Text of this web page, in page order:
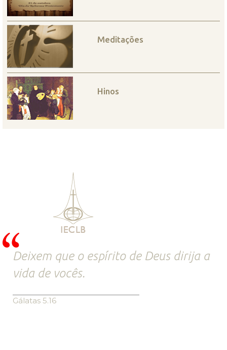
Meditações
Hinos
Deixem que o espírito de Deus dirija a
vida de vocês.
Gálatas 5.16